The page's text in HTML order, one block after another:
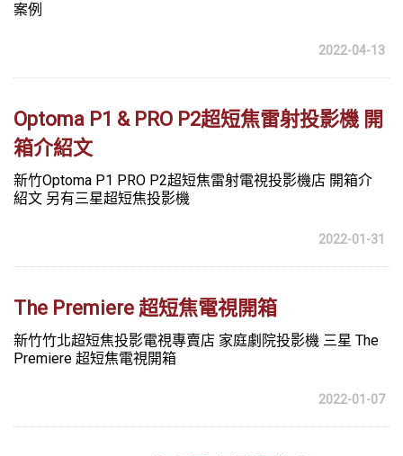
案例
2022-04-13
Optoma P1 & PRO P2超短焦雷射投影機 開
箱介紹文
新竹Optoma P1 PRO P2超短焦雷射電視投影機店 開箱介
紹文 另有三星超短焦投影機
2022-01-31
The Premiere 超短焦電視開箱
新竹竹北超短焦投影電視專賣店 家庭劇院投影機 三星 The
Premiere 超短焦電視開箱
2022-01-07